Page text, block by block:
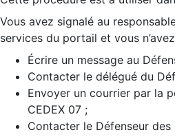
Vous avez signalé au
services du portail et vous
Écrire un message au
Contacter le délégué du
Envoyer un courrier par la
CEDEX 07 ;
Contacter le Défenseur